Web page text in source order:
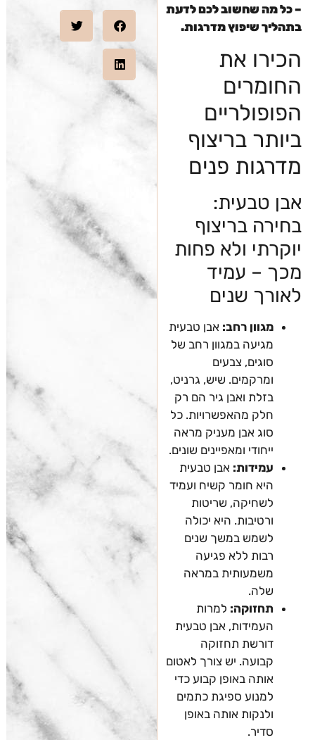
– כל מה שחשוב לכם לדעת
בתהליך שיפוץ מדרגות.
הכירו את
החומרים
הפופולריים
ביותר בריצוף
מדרגות פנים
אבן טבעית:
בחירה בריצוף
יוקרתי ולא פחות
מכך – עמיד
לאורך שנים
מגוון רחב: אבן טבעית
מגיעה במגוון רחב של
סוגים, צבעים
ומרקמים. שיש, גרניט,
בזלת ואבן גיר הם רק
חלק מהאפשרויות. כל
סוג אבן מעניק מראה
ייחודי ומאפיינים שונים.
עמידות: אבן טבעית
היא חומר קשיח ועמיד
לשחיקה, שריטות
ורטיבות. היא יכולה
לשמש במשך שנים
רבות ללא פגיעה
משמעותית במראה
שלה.
תחזוקה: למרות
העמידות, אבן טבעית
דורשת תחזוקה
קבועה. יש צורך לאטום
אותה באופן קבוע כדי
למנוע ספיגת כתמים
ולנקות אותה באופן
סדיר.